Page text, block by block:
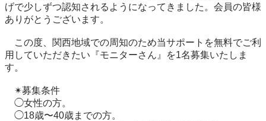
げで少しずつ認知されるようになってきました。会員の皆様
ありがとうございます。
この度、関西地域での周知のため当サポートを無料でご利
用していただきたい『モニターさん』を1名募集いたしま
す。
✴︎募集条件
◯女性の方。
◯18歳〜40歳までの方。